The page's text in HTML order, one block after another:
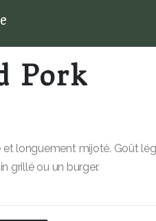
Pork
longuement mijoté. Goût
grillé ou un burger.